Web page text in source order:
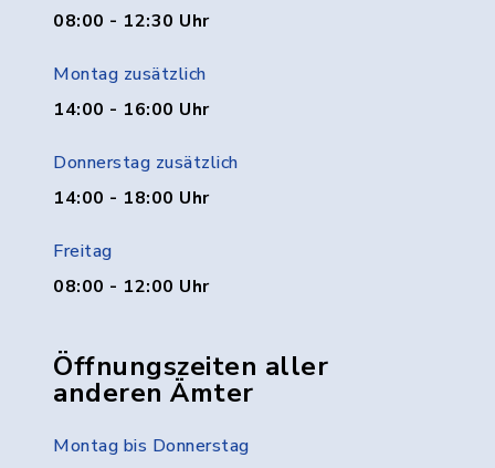
08:00 - 12:30 Uhr
Montag zusätzlich
14:00 - 16:00 Uhr
Donnerstag zusätzlich
14:00 - 18:00 Uhr
Freitag
08:00 - 12:00 Uhr
Öffnungszeiten aller
anderen Ämter
Montag bis Donnerstag